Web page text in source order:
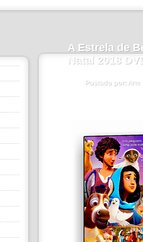
A Estrela de
Natal 2018
Postado por: Arte